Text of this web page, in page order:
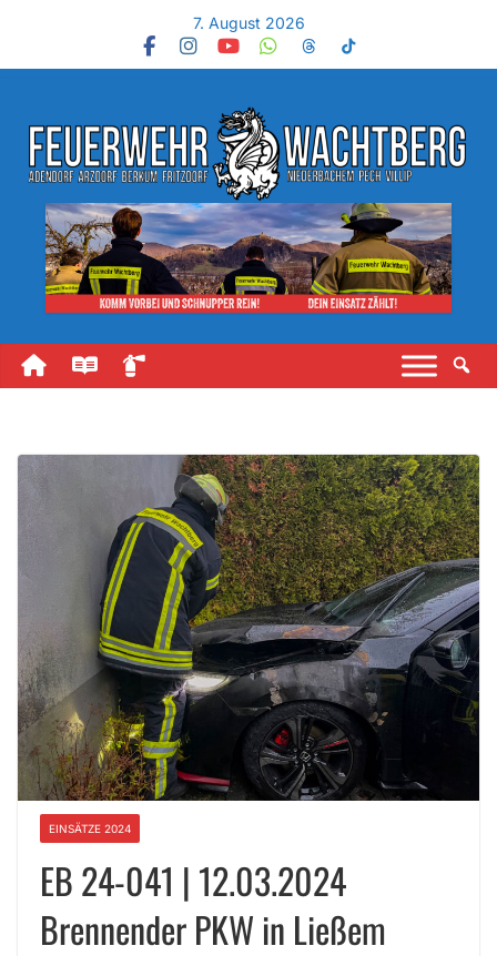
7. August 2026
EINSÄTZE 2024
EB 24-041 | 12.03.2024
Brennender PKW in Ließem